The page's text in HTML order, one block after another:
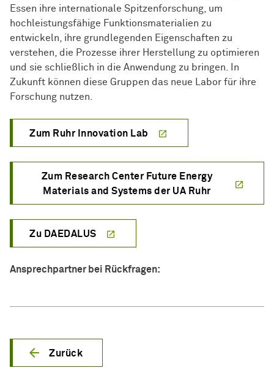
Essen ihre internationale Spitzenforschung, um
hochleistungsfähige Funktionsmaterialien zu
entwickeln, ihre grundlegenden Eigenschaften zu
verstehen, die Prozesse ihrer Herstellung zu optimieren
und sie schließlich in die Anwendung zu bringen. In
Zukunft können diese Gruppen das neue Labor für ihre
Forschung nutzen.
Zum Ruhr Innovation Lab
Zum Research Center Future Energy
Materials and Systems der UA Ruhr
Zu DAEDALUS
Ansprechpartner bei Rückfragen:
Zurück